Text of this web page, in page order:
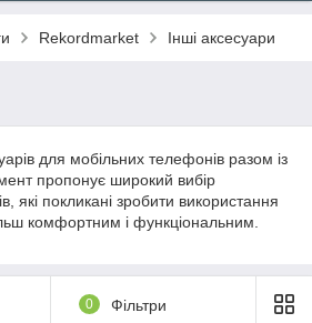
Rekordmarket Інші аксесуари
для мобільних телефонів разом із
пропонує широкий вибір
які покликані зробити використання
комфортним і функціональним.
0 Фільтри